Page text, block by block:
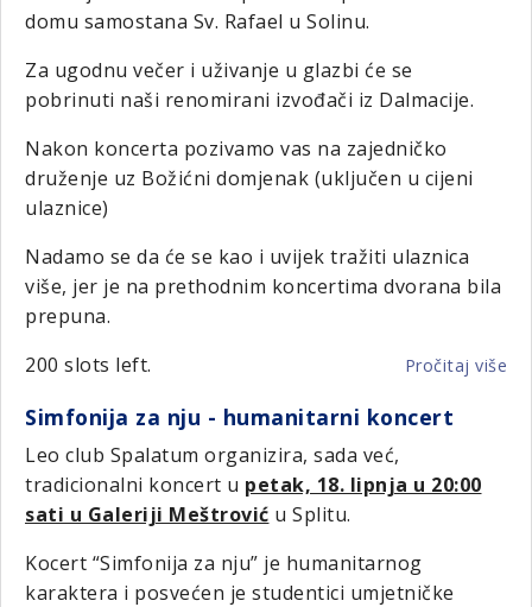
domu samostana Sv. Rafael u Solinu.
Za ugodnu večer i uživanje u glazbi će se
pobrinuti naši renomirani izvođači iz Dalmacije.
Nakon koncerta pozivamo vas na zajedničko
druženje uz Božićni domjenak (uključen u cijeni
ulaznice)
Nadamo se da će se kao i uvijek tražiti ulaznica
više, jer je na prethodnim koncertima dvorana bila
prepuna.
200 slots left.
Pročitaj više
Simfonija za nju - humanitarni koncert
Leo club Spalatum organizira, sada već,
tradicionalni koncert u petak, 18. lipnja u 20:00
sati u Galeriji Meštrović u Splitu.
Kocert “Simfonija za nju” je humanitarnog
karaktera i posvećen je studentici umjetničke